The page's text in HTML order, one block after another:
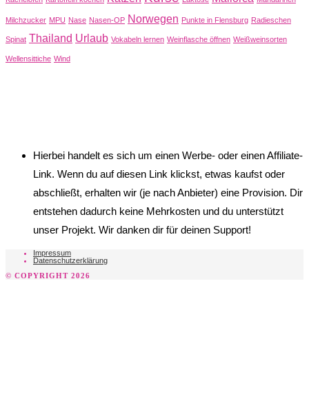
Milchzucker MPU Nase Nasen-OP Norwegen Punkte in Flensburg Radieschen
Spinat Thailand Urlaub Vokabeln lernen Weinflasche öffnen Weißweinsorten
Wellensittiche Wind
Hierbei handelt es sich um einen Werbe- oder einen Affiliate-
Link. Wenn du auf diesen Link klickst, etwas kaufst oder
abschließt, erhalten wir (je nach Anbieter) eine Provision. Dir
entstehen dadurch keine Mehrkosten und du unterstützt
unser Projekt. Wir danken dir für deinen Support!
Impressum
Datenschutzerklärung
© COPYRIGHT 2026